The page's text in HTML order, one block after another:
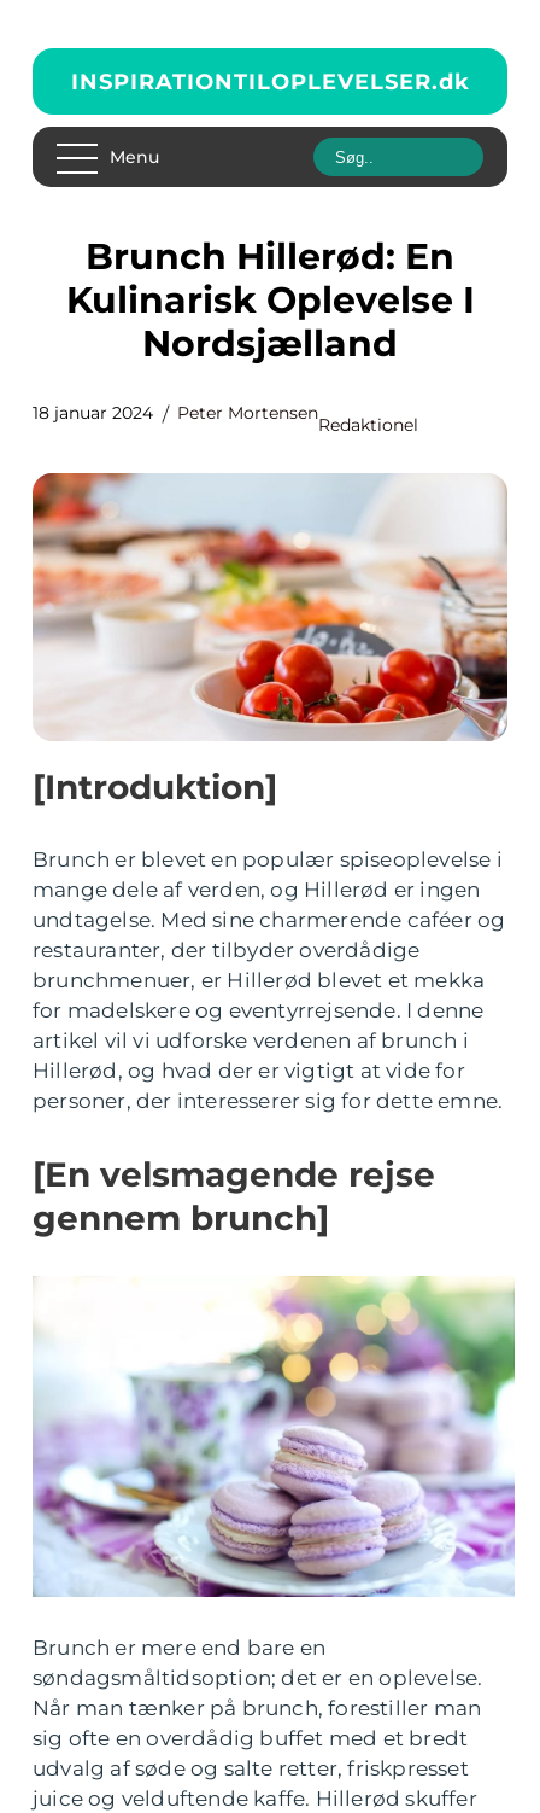
INSPIRATIONTILOPLEVELSER.dk
Menu
Brunch Hillerød: En
Kulinarisk Oplevelse I
Nordsjælland
18 januar 2024 Peter Mortensen
Redaktionel
[Introduktion]
Brunch er blevet en populær spiseoplevelse i
mange dele af verden, og Hillerød er ingen
undtagelse. Med sine charmerende caféer og
restauranter, der tilbyder overdådige
brunchmenuer, er Hillerød blevet et mekka
for madelskere og eventyrrejsende. I denne
artikel vil vi udforske verdenen af brunch i
Hillerød, og hvad der er vigtigt at vide for
personer, der interesserer sig for dette emne.
[En velsmagende rejse
gennem brunch]
Brunch er mere end bare en
søndagsmåltidsoption; det er en oplevelse.
Når man tænker på brunch, forestiller man
sig ofte en overdådig buffet med et bredt
udvalg af søde og salte retter, friskpresset
juice og velduftende kaffe. Hillerød skuffer